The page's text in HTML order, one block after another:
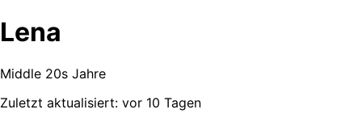
Lena
Middle 20s Jahre
Zuletzt aktualisiert: vor 10 Tagen